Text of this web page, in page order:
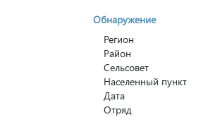
Обнаружение
Регион
Район
Сельсовет
Населенный пункт
Дата
Отряд